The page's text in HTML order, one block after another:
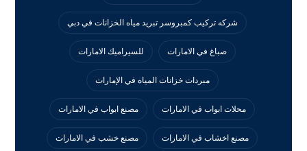
شركه تركيب كمبروسر تبريد مياه الخزانات في دبي
صباغ في الامارات للسيراميك الامارات
مبردات خزانات المياه في الإمارات
محلات ابواب في الامارات مصنع ابواب في الامارات
مصنع اخشاب في الامارات مصنع خشب في الامارات